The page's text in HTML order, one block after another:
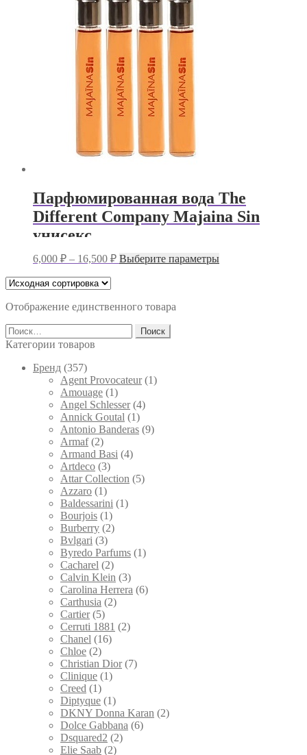
Парфюмированная вода The
Different Company Majaina Sin
унисекс
6,000 ₽ – 16,500 ₽Диапазон
16,500 ₽
Выберите параметрыЭтот
Отображение единственного товара
Найти:
Категории товаров
Брeнд (357)
Agent Provocateur (1)
Amouage (1)
Angel Schlesser (4)
Annick Goutal (1)
Antonio Banderas (9)
Armaf (2)
Armand Basi (4)
Artdeco (3)
Attar Collection (5)
Azzaro (1)
Baldessarini (1)
Bourjois (1)
Burberry (2)
Bvlgari (3)
Byredo Parfums (1)
Cacharel (2)
Calvin Klein (3)
Carolina Herrera (6)
Carthusia (2)
Cartier (5)
Cerruti 1881 (2)
Chanel (16)
Chloe (2)
Christian Dior (7)
Clinique (1)
Creed (1)
Diptyque (1)
DKNY Donna Karan (2)
Dolce Gabbana (6)
Dsquared2 (2)
Elie Saab (2)